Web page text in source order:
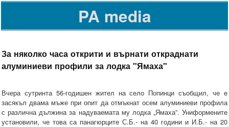
PA media
За няколко часа открити и върнати откраднати
алуминиеви профили за лодка "Ямаха"
Вчера сутринта 56-годишен жител на село Попинци съобщил, че е
засякъл двама мъже при опит да отмъкнат осем алуминиеви профила
с различна дължина за надуваемата му лодка „Ямаха”. Униформените
установили, че това са панагюрците С.Б.- на 40 години и И.Б.- на 20